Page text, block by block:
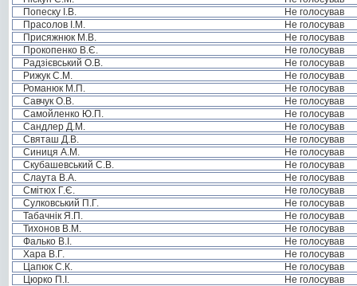
Попеску І.В.
Не голосував
Прасолов І.М.
Не голосував
Присяжнюк М.В.
Не голосував
Прокопенко В.Є.
Не голосував
Радзієвський О.В.
Не голосував
Рижук С.М.
Не голосував
Романюк М.П.
Не голосував
Савчук О.В.
Не голосував
Самойленко Ю.П.
Не голосував
Сандлер Д.М.
Не голосував
Святаш Д.В.
Не голосував
Синиця А.М.
Не голосував
Скубашевський С.В.
Не голосував
Слаута В.А.
Не голосував
Смітюх Г.Є.
Не голосував
Сулковський П.Г.
Не голосував
Табачнік Я.П.
Не голосував
Тихонов В.М.
Не голосував
Фалько В.І.
Не голосував
Хара В.Г.
Не голосував
Цапюк С.К.
Не голосував
Цюрко П.І.
Не голосував